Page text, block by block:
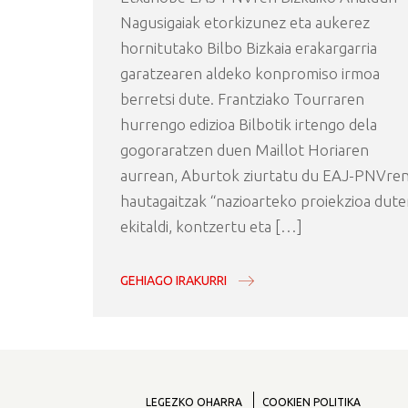
Nagusigaiak etorkizunez eta aukerez
hornitutako Bilbo Bizkaia erakargarria
garatzearen aldeko konpromiso irmoa
berretsi dute. Frantziako Tourraren
hurrengo edizioa Bilbotik irtengo dela
gogoraratzen duen Maillot Horiaren
aurrean, Aburtok ziurtatu du EAJ-
hautagaitzak “nazioarteko proiekzioa
ekitaldi, kontzertu eta […]
GEHIAGO IRAKURRI
LEGEZKO OHARRA COOKIEN POLITIKA